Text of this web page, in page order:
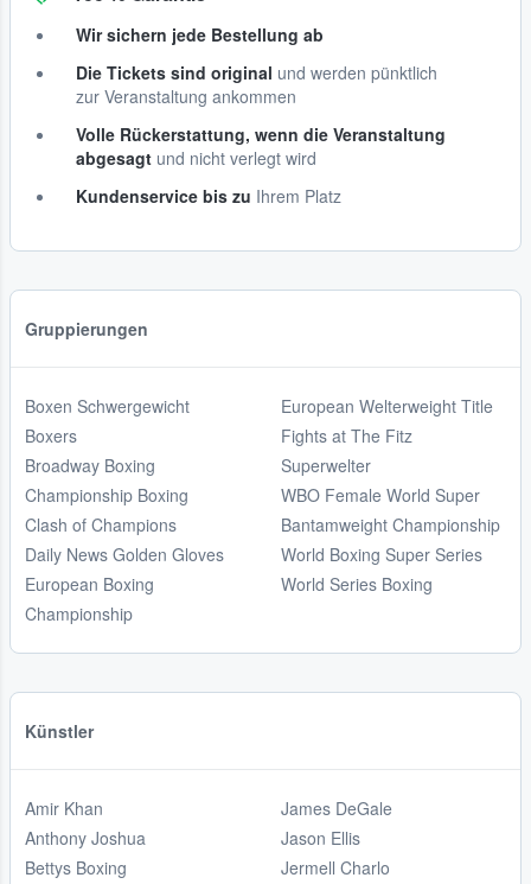
Wir sichern jede Bestellung ab
Die Tickets sind original und werden pünktlich
zur Veranstaltung ankommen
Volle Rückerstattung, wenn die Veranstaltung
abgesagt und nicht verlegt wird
Kundenservice bis zu Ihrem Platz
Gruppierungen
Boxen Schwergewicht
Boxers
Broadway Boxing
Championship Boxing
Clash of Champions
Daily News Golden Gloves
European Boxing
Championship
European Welterweight Title
Fights at The Fitz
Superwelter
WBO Female World Super
Bantamweight Championship
World Boxing Super Series
World Series Boxing
Künstler
Amir Khan
Anthony Joshua
Bettys Boxing
James DeGale
Jason Ellis
Jermell Charlo